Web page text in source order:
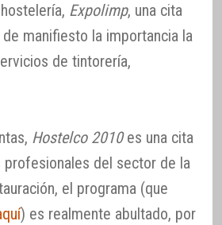
Expolimp, una cita
manifiesto la importancia la
de tintorería,
Hostelco 2010es una cita
profesionales del sector de la
el programa (que
) es realmente abultado, por